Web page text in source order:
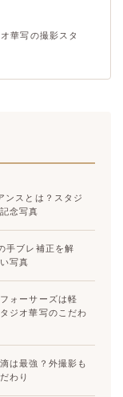
華写の撮影スタ
ンスとは？スタジ
念写真
手ブレ補正を解
写真
ォーサーズは軽
ジオ華写のこだわ
は最強？外撮影も
わり